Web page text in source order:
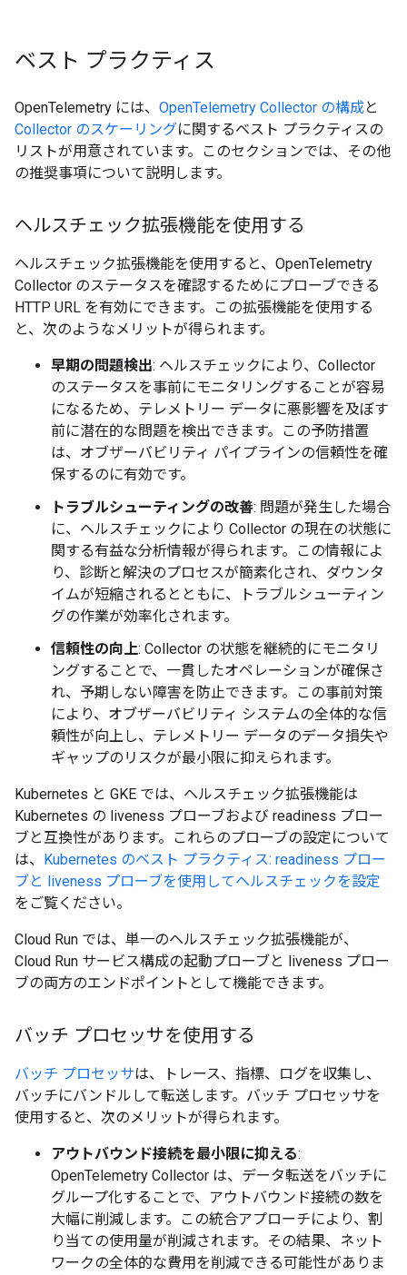
ベスト プラクティス
OpenTelemetry には、 OpenTelemetry Collector の構成と
Collector のスケーリングに関するベスト プラクティスの
リストが用意されています。このセクションでは、その他
の推奨事項について説明します。
ヘルスチェック拡張機能を使用する
ヘルスチェック拡張機能を使用すると、OpenTelemetry
Collector のステータスを確認するためにプローブできる
HTTP URL を有効にできます。この拡張機能を使用する
と、次のようなメリットが得られます。
早期の問題検出: ヘルスチェックにより、Collector
のステータスを事前にモニタリングすることが容易
になるため、テレメトリー データに悪影響を及ぼす
前に潜在的な問題を検出できます。この予防措置
は、オブザーバビリティ パイプラインの信頼性を確
保するのに有効です。
トラブルシューティングの改善: 問題が発生した場合
に、ヘルスチェックにより Collector の現在の状態に
関する有益な分析情報が得られます。この情報によ
り、診断と解決のプロセスが簡素化され、ダウンタ
イムが短縮されるとともに、トラブルシューティン
グの作業が効率化されます。
信頼性の向上: Collector の状態を継続的にモニタリ
ングすることで、一貫したオペレーションが確保さ
れ、予期しない障害を防止できます。この事前対策
により、オブザーバビリティ システムの全体的な信
頼性が向上し、テレメトリー データのデータ損失や
ギャップのリスクが最小限に抑えられます。
Kubernetes と GKE では、ヘルスチェック拡張機能は
Kubernetes の liveness プローブおよび readiness プロー
ブと互換性があります。これらのプローブの設定について
は、 Kubernetes のベスト プラクティス: readiness プロー
ブと liveness プローブを使用してヘルスチェックを設定
をご覧ください。
Cloud Run では、単一のヘルスチェック拡張機能が、
Cloud Run サービス構成の起動プローブと liveness プロー
ブの両方のエンドポイントとして機能できます。
バッチ プロセッサを使用する
バッチ プロセッサは、トレース、指標、ログを収集し、
バッチにバンドルして転送します。バッチ プロセッサを
使用すると、次のメリットが得られます。
アウトバウンド接続を最小限に抑える:
OpenTelemetry Collector は、データ転送をバッチに
グループ化することで、アウトバウンド接続の数を
大幅に削減します。この統合アプローチにより、割
り当ての使用量が削減されます。その結果、ネット
ワークの全体的な費用を削減できる可能性がありま